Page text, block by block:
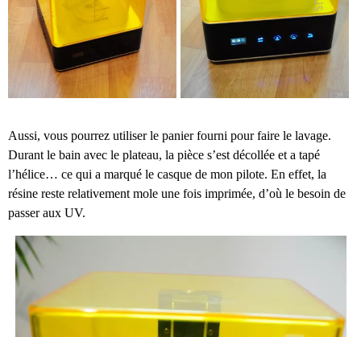
Aussi, vous pourrez utiliser le panier fourni pour faire le lavage.
Durant le bain avec le plateau, la pièce s’est décollée et a tapé
l’hélice… ce qui a marqué le casque de mon pilote. En effet, la
résine reste relativement mole une fois imprimée, d’où le besoin de
passer aux UV.